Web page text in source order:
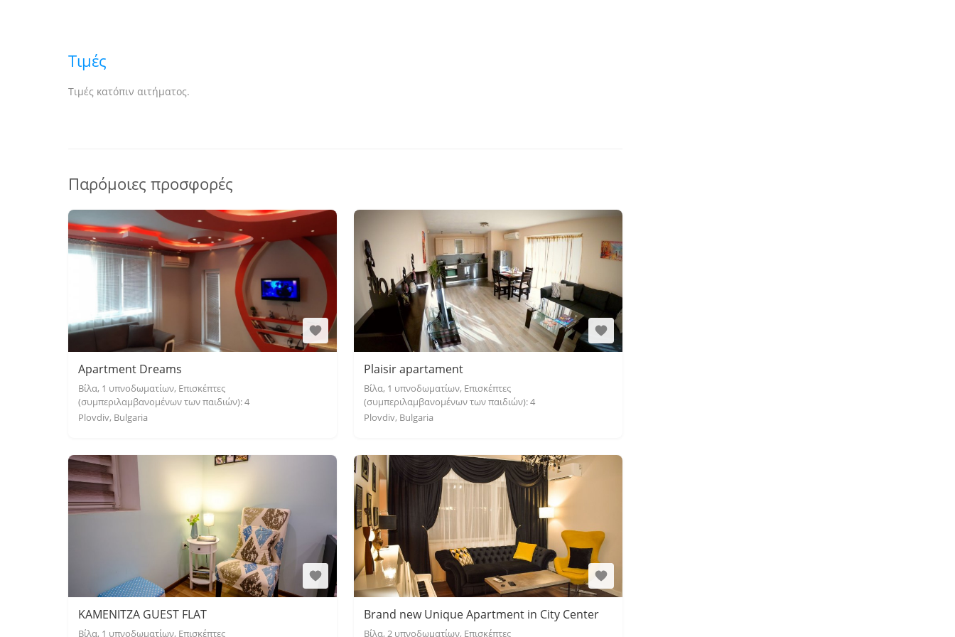
Τιμές
Τιμές κατόπιν αιτήματος.
Παρόμοιες προσφορές
Apartment Dreams
Βίλα, 1 υπνοδωματίων, Επισκέπτες
(συμπεριλαμβανομένων των παιδιών): 4
Plovdiv, Bulgaria
Plaisir apartament
Βίλα, 1 υπνοδωματίων, Επισκέπτες
(συμπεριλαμβανομένων των παιδιών): 4
Plovdiv, Bulgaria
KAMENITZA GUEST FLAT
Βίλα, 1 υπνοδωματίων, Επισκέπτες
Brand new Unique Apartment in City Center
Βίλα, 2 υπνοδωματίων, Επισκέπτες